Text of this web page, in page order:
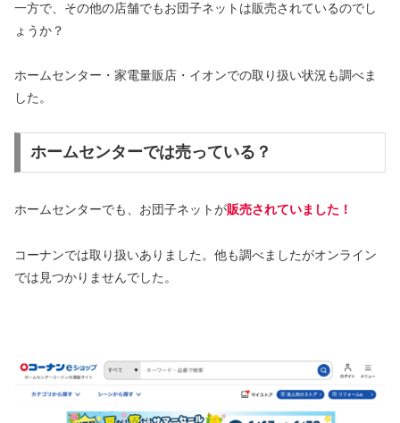
一方で、その他の店舗でもお団子ネットは販売されているのでし
ょうか？
ホームセンター・家電量販店・イオンでの取り扱い状況も調べま
した。
ホームセンターでは売っている？
ホームセンターでも、お団子ネットが販売されていました！
コーナンでは取り扱いありました。他も調べましたがオンライン
では見つかりませんでした。